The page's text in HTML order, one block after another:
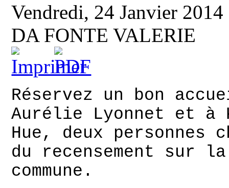
Vendredi, 24 Janvier
DA FONTE VALERIE
Réservez un bon
Aurélie Lyonnet et à
Hue, deux personnes
du recensement sur la
commune.